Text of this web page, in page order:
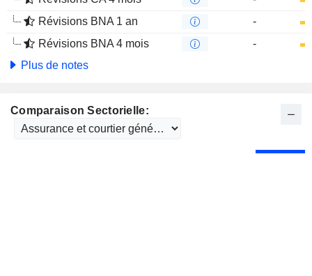
Révisions BNA 1 an
-
Révisions BNA 4 mois
-
Plus de notes
Comparaison Sectorielle: